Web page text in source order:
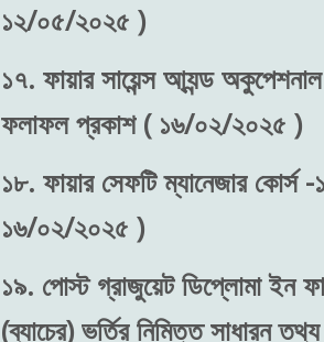
১২/০৫/২০২৫ )
১৭. ফায়ার সায়েন্স আ্যন্ড
ফলাফল প্রকাশ ( ১৬/০২/২০২৫ )
১৮. ফায়ার সেফটি ম্যানেজার কোর্স
১৬/০২/২০২৫ )
১৯. পোস্ট গ্রাজুয়েট ডিপ্লোমা ইন
(ব্যাচের) ভর্তির নিমিত্ত